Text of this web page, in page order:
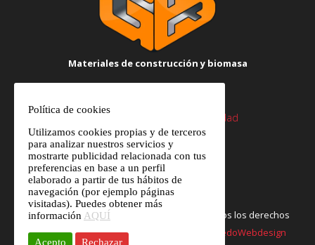
Materiales de construcción y biomasa
Aviso legal Politica de privacidad
Copyright © 2020Enrique Garcia Berrido
/ Todos los derechos
reservados. /Aviso Legal ToledoWebdesign
Política de cookies
Utilizamos cookies propias y de terceros
para analizar nuestros servicios y
mostrarte publicidad relacionada con tus
preferencias en base a un perfil
elaborado a partir de tus hábitos de
navegación (por ejemplo páginas
visitadas). Puedes obtener más
información AQUÍ
Acepto Rechazar